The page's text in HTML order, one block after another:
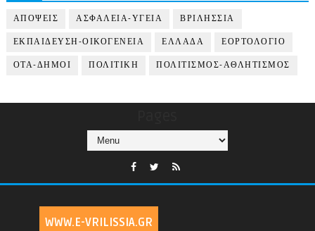
ΑΠΟΨΕΙΣ ΑΣΦΑΛΕΙΑ-ΥΓΕΙΑ ΒΡΙΛΗΣΣΙΑ
ΕΚΠΑΙΔΕΥΣΗ-ΟΙΚΟΓΕΝΕΙΑ ΕΛΛΑΔΑ ΕΟΡΤΟΛΟΓΙΟ
ΟΤΑ-ΔΗΜΟΙ ΠΟΛΙΤΙΚΗ ΠΟΛΙΤΙΣΜΟΣ-ΑΘΛΗΤΙΣΜΟΣ
WWW.E-VRILISSIA.GR